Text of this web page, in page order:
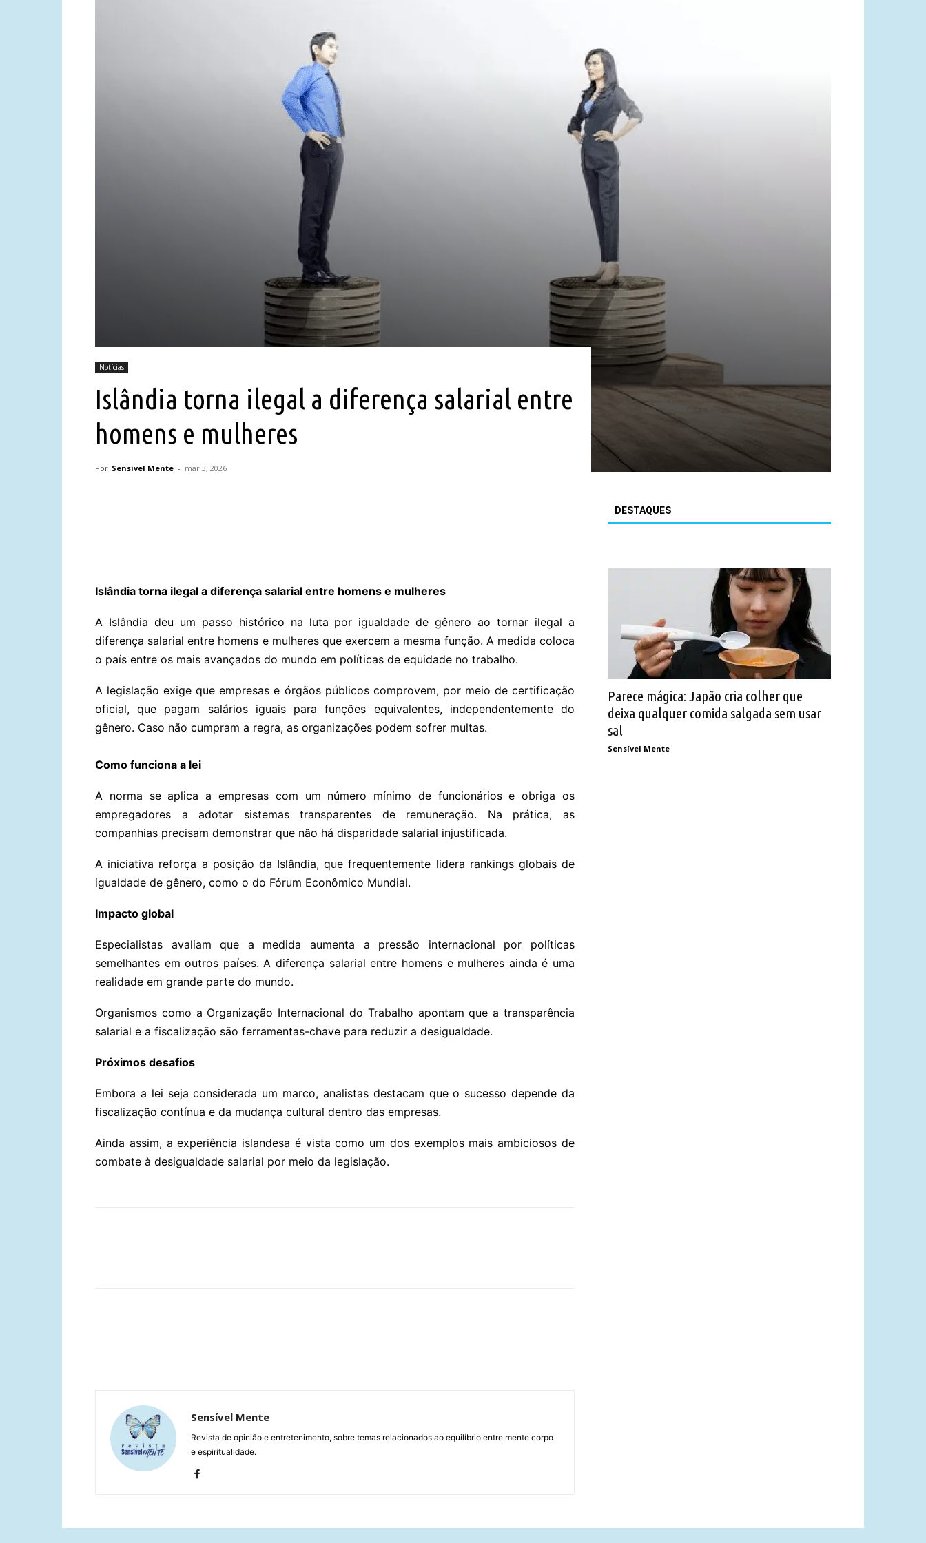
Notícias
Islândia torna ilegal a diferença salarial entre
homens e mulheres
Por Sensível Mente - mar 3, 2026
Islândia torna ilegal a diferença salarial entre homens e mulheres
A Islândia deu um passo histórico na luta por igualdade de gênero ao tornar ilegal a
diferença salarial entre homens e mulheres que exercem a mesma função. A medida coloca
o país entre os mais avançados do mundo em políticas de equidade no trabalho.
A legislação exige que empresas e órgãos públicos comprovem, por meio de certificação
oficial, que pagam salários iguais para funções equivalentes, independentemente do
gênero. Caso não cumpram a regra, as organizações podem sofrer multas.
Como funciona a lei
A norma se aplica a empresas com um número mínimo de funcionários e obriga os
empregadores a adotar sistemas transparentes de remuneração. Na prática, as
companhias precisam demonstrar que não há disparidade salarial injustificada.
A iniciativa reforça a posição da Islândia, que frequentemente lidera rankings globais de
igualdade de gênero, como o do Fórum Econômico Mundial.
Impacto global
Especialistas avaliam que a medida aumenta a pressão internacional por políticas
semelhantes em outros países. A diferença salarial entre homens e mulheres ainda é uma
realidade em grande parte do mundo.
Organismos como a Organização Internacional do Trabalho apontam que a transparência
salarial e a fiscalização são ferramentas-chave para reduzir a desigualdade.
Próximos desafios
Embora a lei seja considerada um marco, analistas destacam que o sucesso depende da
fiscalização contínua e da mudança cultural dentro das empresas.
Ainda assim, a experiência islandesa é vista como um dos exemplos mais ambiciosos de
combate à desigualdade salarial por meio da legislação.
Sensível Mente
Revista de opinião e entretenimento, sobre temas relacionados ao equilíbrio entre mente corpo
e espiritualidade.
DESTAQUES
Parece mágica: Japão cria colher que
deixa qualquer comida salgada sem usar
sal
Sensível Mente